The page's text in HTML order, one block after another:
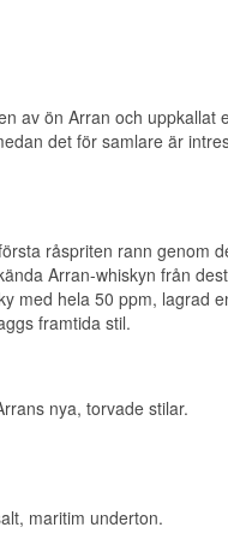
i begränsade
form.
byggda av Oregon pine, ett
jäsningsprocess.
1 Single Island Malt Whisky
av ön Arran och
det för samlare är
råspriten rann genom
Arran-whiskyn från
med hela 50 ppm, lagrad
framtida stil.
nya, torvade stilar.
maritim underton.